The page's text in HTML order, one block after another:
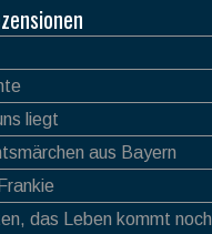
liegt
aus Bayern
das Leben kommt noch